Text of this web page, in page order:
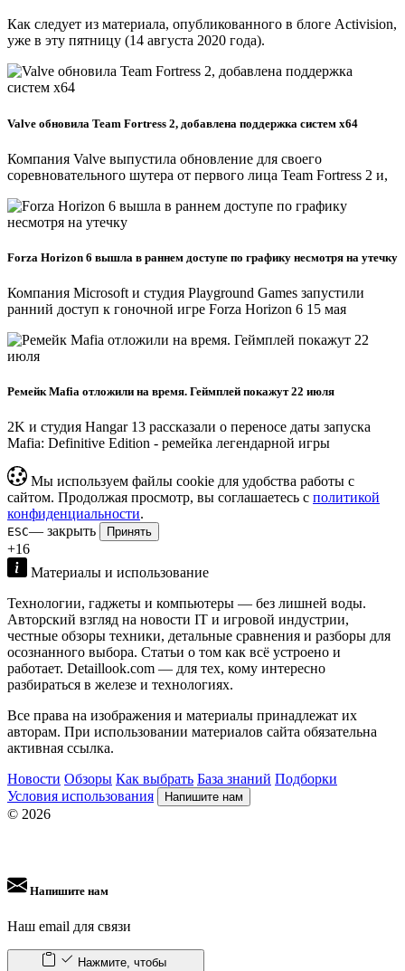
Как следует из материала, опубликованного в блоге Activision,
уже в эту пятницу (14 августа 2020 года).
Valve обновила Team Fortress 2, добавлена поддержка систем x64
Компания Valve выпустила обновление для своего
соревновательного шутера от первого лица Team Fortress 2 и,
Forza Horizon 6 вышла в раннем доступе по графику несмотря на утечку
Компания Microsoft и студия Playground Games запустили
ранний доступ к гоночной игре Forza Horizon 6 15 мая
Ремейк Mafia отложили на время. Геймплей покажут 22 июля
2K и студия Hangar 13 рассказали о переносе даты запуска
Mafia: Definitive Edition - ремейка легендарной игры
Мы используем файлы cookie для удобства работы с
сайтом. Продолжая просмотр, вы соглашаетесь с политикой
конфиденциальности.
ESC— закрыть Принять
+16
Материалы и использование
Технологии, гаджеты и компьютеры — без лишней воды.
Авторский взгляд на новости IT и игровой индустрии,
честные обзоры техники, детальные сравнения и разборы для
осознанного выбора. Статьи о том как всё устроено и
работает. Detaillook.com — для тех, кому интересно
разбираться в железе и технологиях.
Все права на изображения и материалы принадлежат их
авторам. При использовании материалов сайта обязательна
активная ссылка.
Новости Обзоры Как выбрать База знаний Подборки
Условия использования
Напишите нам
© 2026
Напишите нам
Наш email для связи
Нажмите, чтобы